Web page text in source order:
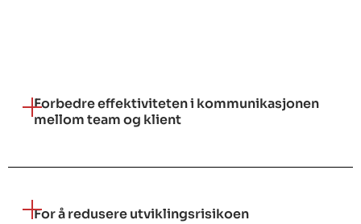
Forbedre effektiviteten i kommunikasjonen
mellom team og klient
For å redusere utviklingsrisikoen